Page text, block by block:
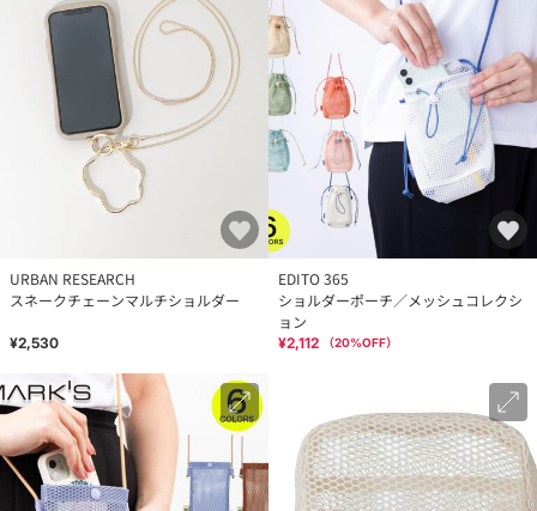
URBAN RESEARCH
スネークチェーンマルチショルダー
¥2,530
EDITO 365
ショルダーポーチ／メッシュコレクシ
ョン
¥2,112 （20%OFF）